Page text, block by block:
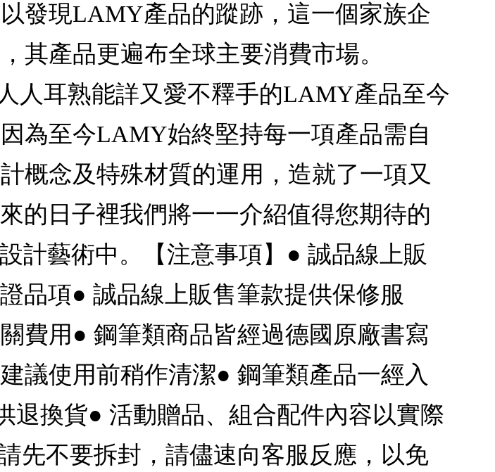
發現LAMY產品的蹤跡，這一個家族企
其產品更遍布全球主要消費市場。
人耳熟能詳又愛不釋手的LAMY產品至今
為至今LAMY始終堅持每一項產品需自
概念及特殊材質的運用，造就了一項又
的日子裡我們將一一介紹值得您期待的
計藝術中。【注意事項】● 誠品線上販
品項● 誠品線上販售筆款提供保修服
費用● 鋼筆類商品皆經過德國原廠書寫
議使用前稍作清潔● 鋼筆類產品一經入
退換貨● 活動贈品、組合配件內容以實際
先不要拆封，請儘速向客服反應，以免